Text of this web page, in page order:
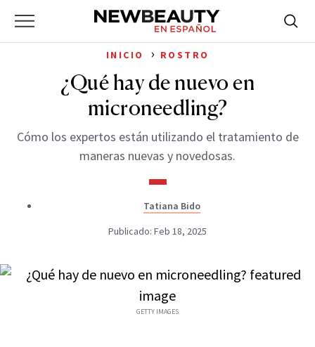
Primary
NewBeauty
for:
INICIO › ROSTRO
¿Qué hay de nuevo en
microneedling?
Cómo los expertos están utilizando el tratamiento de
maneras nuevas y novedosas.
Tatiana Bido
Publicado: Feb 18, 2025
GETTY IMAGES